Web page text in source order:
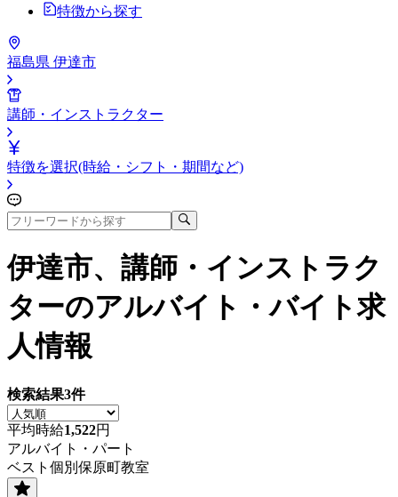
特徴から探す
福島県 伊達市
講師・インストラクター
特徴を選択(時給・シフト・期間など)
伊達市、講師・インストラク
ターのアルバイト・バイト求
人情報
検索結果3件
平均時給1,522円
アルバイト・パート
ベスト個別保原町教室